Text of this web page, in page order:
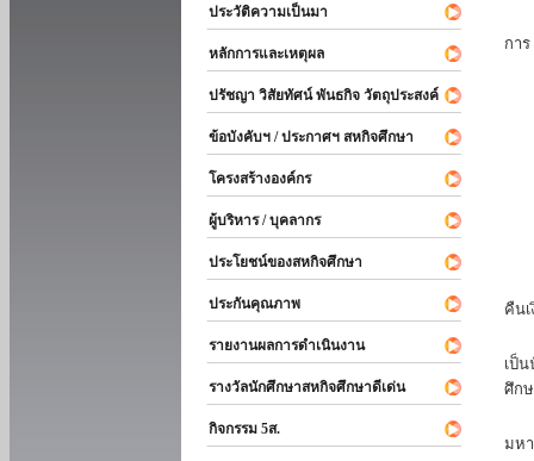
ประวัติความเป็นมา
หลักการและเหตุผล
ปรัชญา วิสัยทัศน์ พันธกิจ วัตถุประสงค์
ข้อบังคับฯ / ประกาศฯ สหกิจศึกษา
โครงสร้างองค์กร
ผู้บริหาร / บุคลากร
ประโยชน์ของสหกิจศึกษา
ประกันคุณภาพ
รายงานผลการดำเนินงาน
รางวัลนักศึกษาสหกิจศึกษาดีเด่น
กิจกรรม 5ส.
กา
คืน
เป็
ศึก
มห